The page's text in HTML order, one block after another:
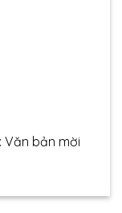
Văn bản mời